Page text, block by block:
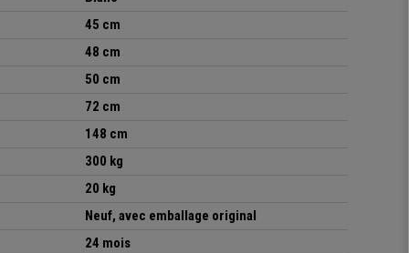
45 cm
48 cm
50 cm
72 cm
148 cm
300 kg
20 kg
Neuf, avec emballage original
24 mois